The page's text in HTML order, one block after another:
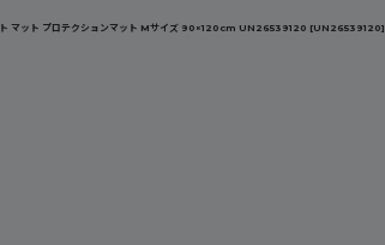
ト マット プロテクションマット Mサイズ 90×120cm UN26539120 [UN26539120]